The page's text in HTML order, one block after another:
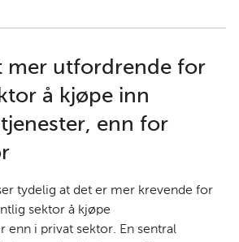
mer utfordrende for
å kjøpe inn
enn for
tydelig at det er mer krevende for
sektor å kjøpe
enn i privat sektor. En sentral